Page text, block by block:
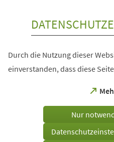
Durch die Nutzung dieser
einverstanden, dass diese
(Öffnet
einem
Tab)
Nur